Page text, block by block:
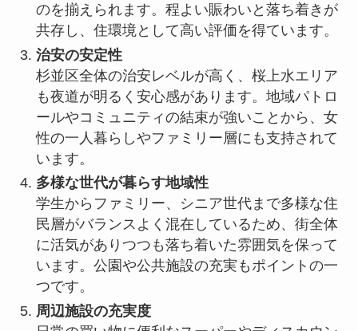
のを揃えられます。程よい賑わいと落ち着きが
共存し、住環境として高い評価を得ています。
治安の安定性
杉並区全体の治安レベルが高く、桜上水エリア
も夜道が明るく安心感があります。地域パトロ
ールやコミュニティの結束が強いことから、女
性の一人暮らしやファミリー層にも支持されて
います。
多様な世代が暮らす地域性
学生からファミリー、シニア世代まで多様な住
民層がバランスよく混在しているため、街全体
に活気がありつつも落ち着いた雰囲気を保って
います。公園や公共施設の充実もポイントの一
つです。
周辺施設の充実度